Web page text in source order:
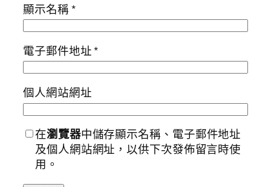
顯示名稱*
電子郵件地址*
個人網站網址
在瀏覽器中儲存顯示名稱、電子郵件地址
及個人網站網址，以供下次發佈留言時使
用。